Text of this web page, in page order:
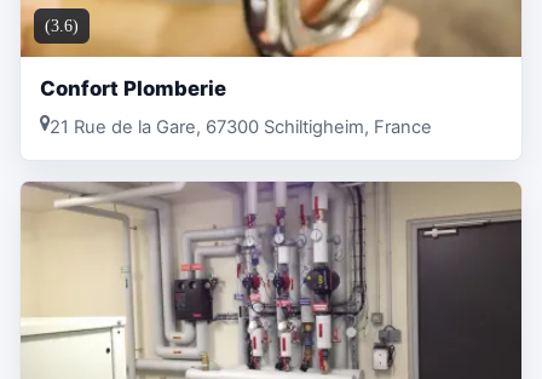
(3.6)
Confort Plomberie
21 Rue de la Gare, 67300 Schiltigheim, France